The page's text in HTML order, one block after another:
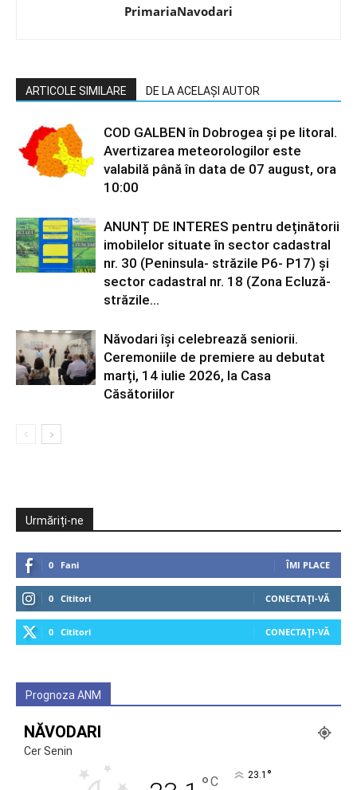
PrimariaNavodari
ARTICOLE SIMILARE DE LA ACELAȘI AUTOR
COD GALBEN în Dobrogea și pe litoral.
Avertizarea meteorologilor este
valabilă până în data de 07 august, ora
10:00
ANUNȚ DE INTERES pentru deținătorii
imobilelor situate în sector cadastral
nr. 30 (Peninsula- străzile P6- P17) și
sector cadastral nr. 18 (Zona Ecluză-
străzile...
Năvodari își celebrează seniorii.
Ceremoniile de premiere au debutat
marți, 14 iulie 2026, la Casa
Căsătoriilor
Urmăriți-ne
0 Fani ÎMI PLACE
0 Cititori CONECTAȚI-VĂ
0 Cititori CONECTAȚI-VĂ
Prognoza ANM
NĂVODARI
Cer Senin
C 23.1 °